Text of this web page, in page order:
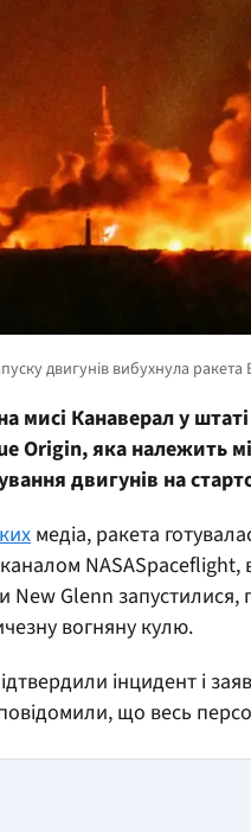
мисі Канаверал у
Origin, яка належить
двигунів на
медіа, ракета
New Glenn запустилися,
вогняну кулю.
інцидент і
що весь